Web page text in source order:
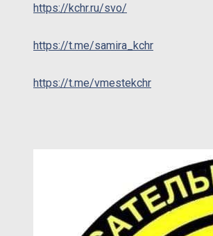
https://kchr.ru/svo/
https://t.me/samira_kchr
https://t.me/vmestekchr